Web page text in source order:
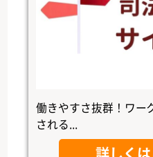
働きやすさ抜群！ワー
される...